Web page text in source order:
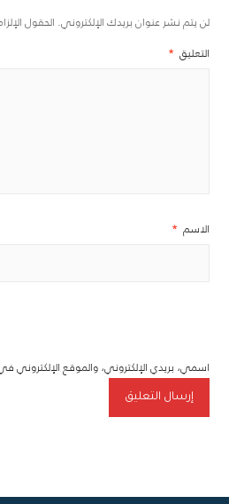
لن يتم نشر عنوان بريدك الإلكتروني. الحقول
التعليق *
الاسم *
اسمي، بريدي الإلكتروني، والموقع الإلكتروني